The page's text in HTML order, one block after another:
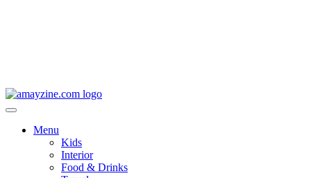
Menu
Kids
Interior
Food & Drinks